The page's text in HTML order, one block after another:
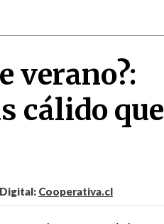
verano?:
cálido que
Cooperativa.cl